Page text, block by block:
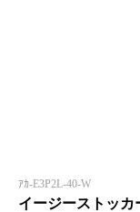
ｱｶ-E3P2L-40-W
イージーストッカ